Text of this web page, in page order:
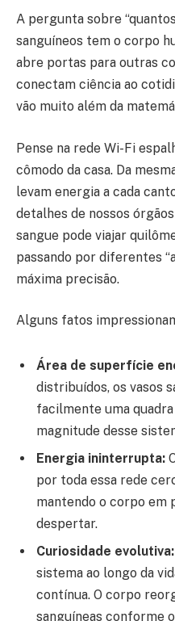
A pergunta sobre
sanguíneos tem o corpo
abre portas para outras
conectam ciência ao
vão muito além da
Pense na rede Wi-Fi
cômodo da casa. Da
levam energia a cada
detalhes de nossos
sangue pode viajar
passando por diferentes
máxima precisão.
Alguns fatos
Área de superfície
distribuídos, os vasos
facilmente uma
magnitude desse
Energia ininterrupta:
por toda essa rede
mantendo o corpo em
despertar.
Curiosidade evolutiva:
sistema ao longo da
contínua. O corpo
sanguíneas conforme